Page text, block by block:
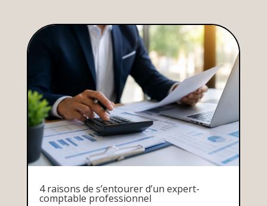
4 raisons de s’entourer d’un expert-
comptable professionnel